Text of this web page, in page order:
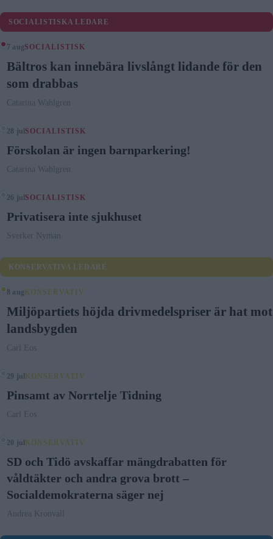
SOCIALISTISKA LEDARE
7 augSOCIALISTISK
Bältros kan innebära livslångt lidande för den
som drabbas
Catarina Wahlgren
28 jul SOCIALISTISK
Förskolan är ingen barnparkering!
Catarina Wahlgren
26 jul SOCIALISTISK
Privatisera inte sjukhuset
Sverker Nyman
KONSERVATIVA LEDARE
8 aug KONSERVATIV
Miljöpartiets höjda drivmedelspriser är hat mot
landsbygden
Carl Eos
29 jul KONSERVATIV
Pinsamt av Norrtelje Tidning
Carl Eos
20 jul KONSERVATIV
SD och Tidö avskaffar mängdrabatten för
våldtäkter och andra grova brott –
Socialdemokraterna säger nej
Andrea Kronvall